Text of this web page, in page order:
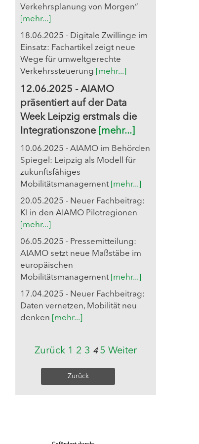
Verkehrsplanung von Morgen“
[mehr...]
18.06.2025 - Digitale Zwillinge im
Einsatz: Fachartikel zeigt neue
Wege für umweltgerechte
Verkehrssteuerung
[mehr...]
12.06.2025 - AIAMO
präsentiert auf der Data
Week Leipzig erstmals die
Integrationszone [mehr...]
10.06.2025 - AIAMO im Behörden
Spiegel: Leipzig als Modell für
zukunftsfähiges
Mobilitätsmanagement [mehr...]
20.05.2025 - Neuer Fachbeitrag:
KI in den AIAMO Pilotregionen
[mehr...]
06.05.2025 - Pressemitteilung:
AIAMO setzt neue Maßstäbe im
europäischen
Mobilitätsmanagement [mehr...]
17.04.2025 - Neuer Fachbeitrag:
Daten vernetzen, Mobilität neu
denken
[mehr...]
Zurück 1 2 3 4 5 Weiter
Zurück